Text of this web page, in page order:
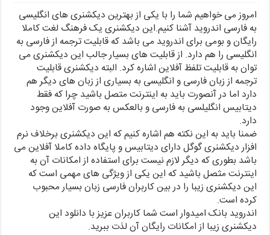
امروز می خواهیم شما را با یکی از بهترین دیکشنری های انگلیسی
به فارسی اندروید آشنا کنیم.این دیکشنری یک فرهنگ لغت کاملا
رایگان و بومی برای اندروید می باشد که قابلیت ترجمه از فارسی به
انگلیسی را هم دارد. از قابلیت های بسیار جالب این دیکشنری می
توان به قابلیت تلفظ آفلاین اشاره کرد. البته دیکشنری قابلیت
ترجمه از زبان فارسی و انگلیسی به بسیاری از زبان های دیگر هم
دارد اما در آنصورت باید به اینترنت متصل باشید چرا که فقط
دیتابیس انگلیلسی به فارسی و بالعکس به صورت آفلاین وجود
دارد.
ضمنا باید به این نکته هم اشاره کنیم که این دیکشنری برخلاف نرم
افزار دیکشنری گوگل دارای دیتابیس و پایگاه داده کاملا آفلاین می
باشد بطوری که دیگر لازم نیست برای استفاده از امکانات آن به
اینترنت مثصل باشید که این یکی از ویژگی های مهمی است که
این دیکشنری زیبا را در بین کاربران فارسی زبان بسیار محبوب
کرده است.
اندروید بانک امیدوار است شما کاربران عزیز با دانلود این
دیکشنری زیبا از امکانات رایگان آن لذت ببرید.